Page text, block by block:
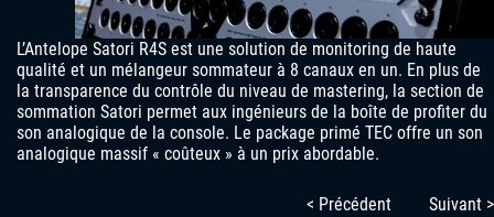
L’Antelope Satori R4S est une solution de monitoring de haute
qualité et un mélangeur sommateur à 8 canaux en un. En plus de
la transparence du contrôle du niveau de mastering, la section de
sommation Satori permet aux ingénieurs de la boîte de profiter du
son analogique de la console. Le package primé TEC offre un son
analogique massif « coûteux » à un prix abordable.
< Précédent Suivant >